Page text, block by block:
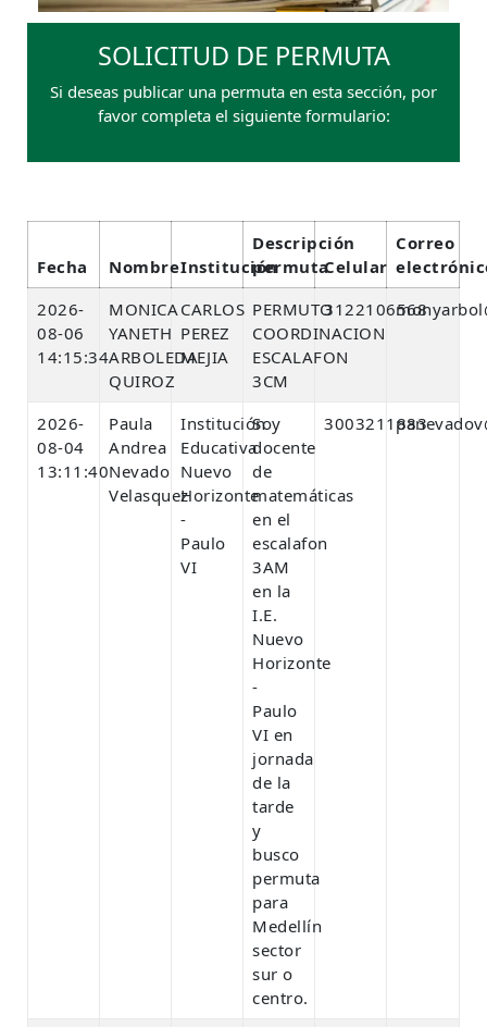
SOLICITUD DE PERMUTA
Si deseas publicar una permuta en esta sección, por
favor completa el siguiente formulario:
Fecha NombreInstitución
Descripción
permutaCelular
Correo
2026-
08-06
14:15:34
MONICA
YANETH
ARBOLEDA
QUIROZ
CARLOS
PEREZ
MEJIA
PERMUTO
COORDINACION
ESCALAFON
3CM
3122106568
2026-
08-04
13:11:40
Paula
Andrea
Nevado
Velasquez
Institución
Educativa
Nuevo
Horizonte
-
Paulo
VI
Soy
docente
de
matemáticas
en el
escalafon
3AM
en la
I.E.
Nuevo
Horizonte
-
Paulo
VI en
jornada
de la
tarde
y
busco
permuta
para
Medellín
sector
sur o
centro.
3003211883